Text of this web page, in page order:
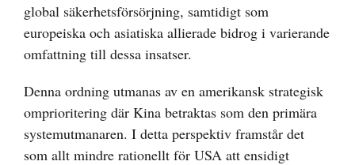
global säkerhetsförsörjning, samtidigt som
europeiska och asiatiska allierade bidrog i varierande
omfattning till dessa insatser.
Denna ordning utmanas av en amerikansk strategisk
omprioritering där Kina betraktas som den primära
systemutmanaren. I detta perspektiv framstår det
som allt mindre rationellt för USA att ensidigt